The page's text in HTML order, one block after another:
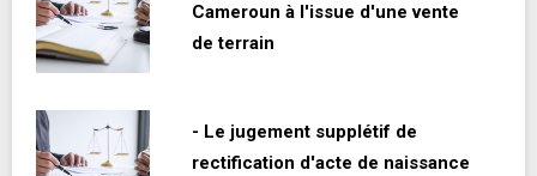
Cameroun à l'issue d'une vente
de terrain
- Le jugement supplétif de
rectification d'acte de naissance